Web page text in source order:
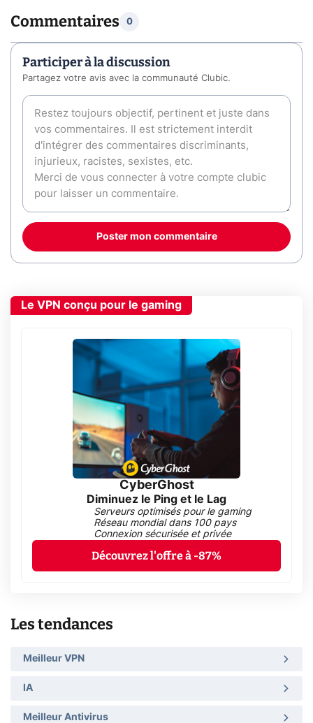
Commentaires 0
Participer à la discussion
Partagez votre avis avec la communauté Clubic.
Poster mon commentaire
Le VPN conçu pour le gaming
CyberGhost
Diminuez le Ping et le Lag
Serveurs optimisés pour le gaming
Réseau mondial dans 100 pays
Connexion sécurisée et privée
Découvrez l'offre à -87%
Les tendances
Meilleur VPN
IA
Meilleur Antivirus